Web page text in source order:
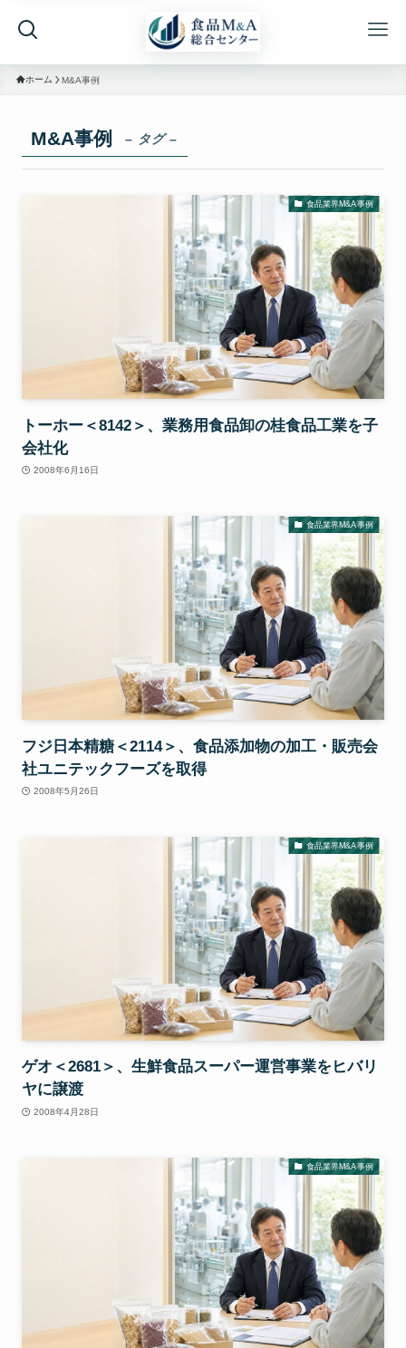
ホーム M&A事例
M&A事例 – タグ –
食品業界M&A事例
トーホー＜8142＞、業務用食品卸の桂食品工業を子
会社化
2008年6月16日
食品業界M&A事例
フジ日本精糖＜2114＞、食品添加物の加工・販売会
社ユニテックフーズを取得
2008年5月26日
食品業界M&A事例
ゲオ＜2681＞、生鮮食品スーパー運営事業をヒバリ
ヤに譲渡
2008年4月28日
食品業界M&A事例